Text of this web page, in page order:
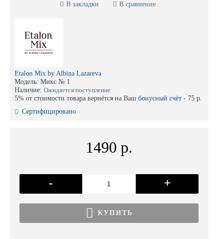
В закладки В сравнение
Etalon Mix by Albina Lazareva
Модель: Микс № 1
Наличие: Ожидается поступление
5% от стоимости товара вернётся на Ваш бонусный счёт - 75 р.
Сертифицировано
1490 р.
- +
КУПИТЬ